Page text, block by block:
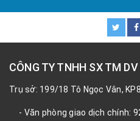
CÔNG TY TNHH SX TM
Trụ sở: 199/18 Tô Ngọc Vân,
- Văn phòng giao dịch chính: